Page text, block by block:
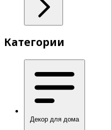
Категории
Декор для дома